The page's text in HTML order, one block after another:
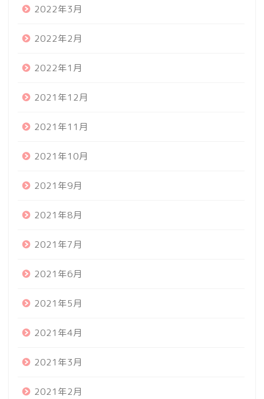
2022年3月
2022年2月
2022年1月
2021年12月
2021年11月
2021年10月
2021年9月
2021年8月
2021年7月
2021年6月
2021年5月
2021年4月
2021年3月
2021年2月